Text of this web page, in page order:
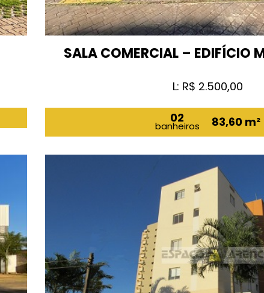
SALA COMERCIAL – EDIFÍCIO
L: R$ 2.500,00
02
banheiros 83,60 m²